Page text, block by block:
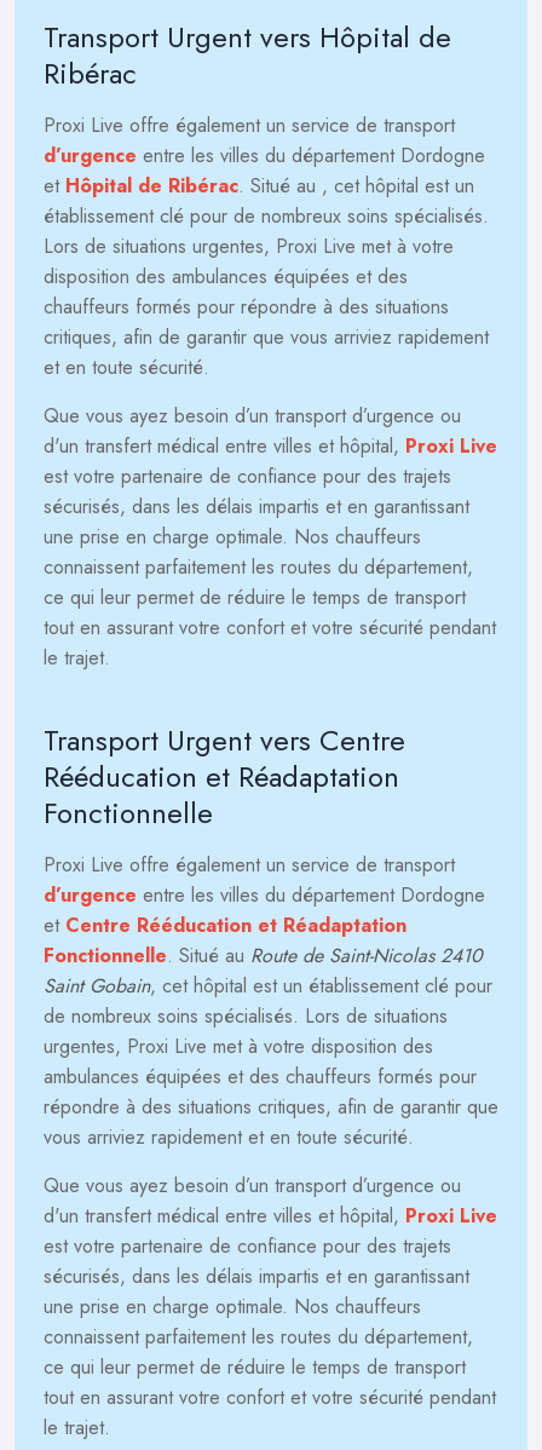
Transport Urgent vers Hôpital de
Ribérac
Proxi Live offre également un service de transport
d’urgence entre les villes du département Dordogne
et Hôpital de Ribérac. Situé au , cet hôpital est un
établissement clé pour de nombreux soins spécialisés.
Lors de situations urgentes, Proxi Live met à votre
disposition des ambulances équipées et des
chauffeurs formés pour répondre à des situations
critiques, afin de garantir que vous arriviez rapidement
et en toute sécurité.
Que vous ayez besoin d’un transport d’urgence ou
d'un transfert médical entre villes et hôpital, Proxi Live
est votre partenaire de confiance pour des trajets
sécurisés, dans les délais impartis et en garantissant
une prise en charge optimale. Nos chauffeurs
connaissent parfaitement les routes du département,
ce qui leur permet de réduire le temps de transport
tout en assurant votre confort et votre sécurité pendant
le trajet.
Transport Urgent vers Centre
Rééducation et Réadaptation
Fonctionnelle
Proxi Live offre également un service de transport
d’urgence entre les villes du département Dordogne
et Centre Rééducation et Réadaptation
Fonctionnelle. Situé au Route de Saint-Nicolas 2410
Saint Gobain, cet hôpital est un établissement clé pour
de nombreux soins spécialisés. Lors de situations
urgentes, Proxi Live met à votre disposition des
ambulances équipées et des chauffeurs formés pour
répondre à des situations critiques, afin de garantir que
vous arriviez rapidement et en toute sécurité.
Que vous ayez besoin d’un transport d’urgence ou
d'un transfert médical entre villes et hôpital, Proxi Live
est votre partenaire de confiance pour des trajets
sécurisés, dans les délais impartis et en garantissant
une prise en charge optimale. Nos chauffeurs
connaissent parfaitement les routes du département,
ce qui leur permet de réduire le temps de transport
tout en assurant votre confort et votre sécurité pendant
le trajet.